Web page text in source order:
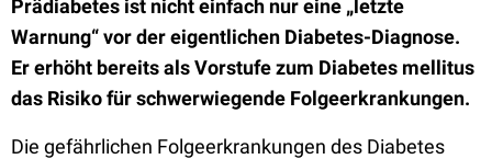
Prädiabetes ist nicht einfach nur eine „letzte
Warnung“ vor der eigentlichen Diabetes-Diagnose.
Er erhöht bereits als Vorstufe zum Diabetes mellitus
das Risiko für schwerwiegende Folgeerkrankungen.
Die gefährlichen Folgeerkrankungen des Diabetes